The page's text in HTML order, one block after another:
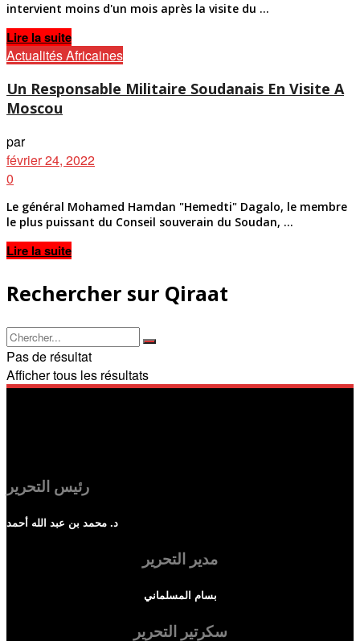
intervient moins d'un mois après la visite du ...
Lire la suiteDetails
Actualités Africaines
Un Responsable Militaire Soudanais En Visite A
Moscou
par
février 24, 2022
0
Le général Mohamed Hamdan "Hemedti" Dagalo, le membre
le plus puissant du Conseil souverain du Soudan, ...
Lire la suiteDetails
Rechercher sur Qiraat
Pas de résultat
Afficher tous les résultats
رئيس التحرير
د. محمد بن عبد الله أحمد
مدير التحرير
بسام المسلماني
سكرتير التحرير